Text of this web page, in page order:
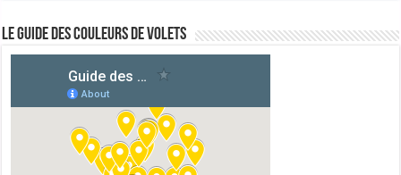
Le guide des couleurs de volets